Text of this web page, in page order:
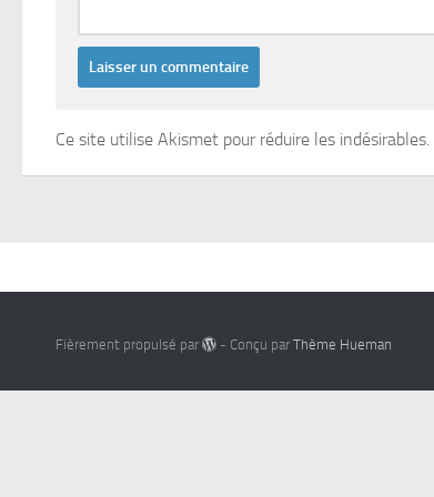
Ce site utilise Akismet pour réduire les indésirables.
Fièrement propulsé par - Conçu parThème Hueman